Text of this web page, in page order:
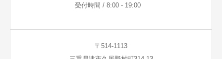
受付時間 / 8:00 - 19:00
〒514-1113